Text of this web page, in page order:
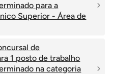
para a
Superior - Área de
de
1 posto de trabalho
na categoria